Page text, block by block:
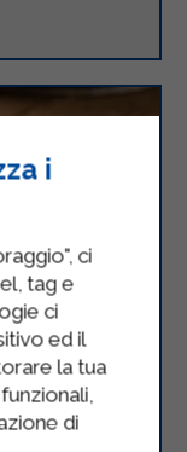
i
ci
tag e
ci
ed il
la tua
di